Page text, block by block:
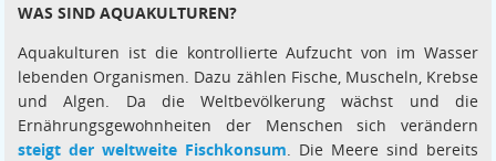
WAS SIND AQUAKULTUREN?
Aquakulturen ist die kontrollierte Aufzucht von im Wasser
lebenden Organismen. Dazu zählen Fische, Muscheln, Krebse
und Algen. Da die Weltbevölkerung wächst und die
Ernährungsgewohnheiten der Menschen sich verändern
steigt der weltweite Fischkonsum . Die Meere sind bereits